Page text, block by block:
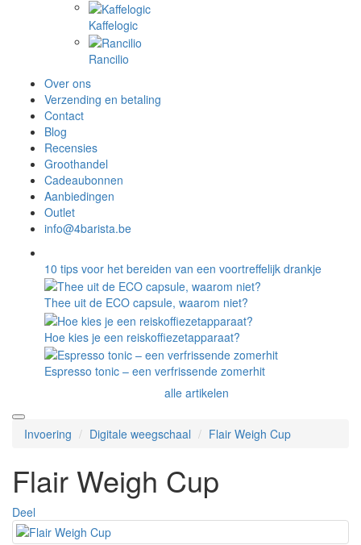
Kaffelogic
Rancilio
Over ons
Verzending en betaling
Contact
Blog
Recensies
Groothandel
Cadeaubonnen
Aanbiedingen
Outlet
info@4barista.be
10 tips voor het bereiden van een voortreffelijk drankje
Thee uit de ECO capsule, waarom niet?
Hoe kies je een reiskoffiezetapparaat?
Espresso tonic – een verfrissende zomerhit
alle artikelen
Invoering Digitale weegschaal Flair Weigh Cup
Flair Weigh Cup
Deel